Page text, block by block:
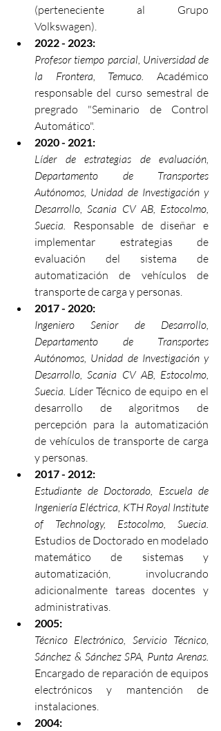
(perteneciente al Grupo
Volkswagen).
2022 - 2023:
Profesor tiempo parcial, Universidad de
la Frontera, Temuco.
Académico
responsable del curso semestral de
pregrado "Seminario de Control
Automático".
2020 - 2021:
Líder de estrategias de evaluación,
Departamento de Transportes
Autónomos, Unidad de Investigación y
Desarrollo, Scania CV AB, Estocolmo,
Suecia.
Responsable de diseñar e
implementar estrategias de
evaluación del sistema de
automatización de vehículos de
transporte de carga y personas.
2017 - 2020:
Ingeniero Senior de Desarrollo,
Departamento de Transportes
Autónomos, Unidad de Investigación y
Desarrollo, Scania CV AB, Estocolmo,
Suecia. Líder Técnico de equipo en el
desarrollo de algoritmos de
percepción para la automatización
de vehículos de transporte de carga
y personas.
2017 - 2012:
Estudiante de Doctorado, Escuela de
Ingeniería Eléctrica, KTH Royal Institute
of Technology, Estocolmo, Suecia.
Estudios de Doctorado en modelado
matemático de sistemas y
automatización, involucrando
adicionalmente tareas docentes y
administrativas.
2005:
Técnico Electrónico, Servicio Técnico,
Sánchez & Sánchez SPA, Punta Arenas.
Encargado de reparación de equipos
electrónicos y mantención de
instalaciones.
2004: